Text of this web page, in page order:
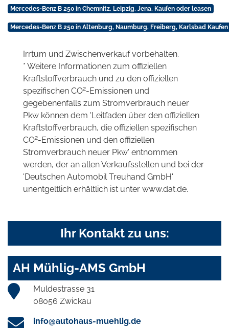
Mercedes-Benz B 250 in Chemnitz, Leipzig, Jena, Kaufen oder leasen
Mercedes-Benz B 250 in Altenburg, Naumburg, Freiberg, Karlsbad
Irrtum und Zwischenverkauf vorbehalten.
* Weitere Informationen zum offiziellen
Kraftstoffverbrauch und zu den offiziellen
spezifischen CO2-Emissionen und
gegebenenfalls zum Stromverbrauch neuer
Pkw können dem 'Leitfaden über den offiziellen
Kraftstoffverbrauch, die offiziellen spezifischen
CO2-Emissionen und den offiziellen
Stromverbrauch neuer Pkw' entnommen
werden, der an allen Verkaufsstellen und bei der
'Deutschen Automobil Treuhand GmbH'
unentgeltlich erhältlich ist unter www.dat.de.
Ihr Kontakt zu uns:
AH Mühlig-AMS GmbH
Muldestrasse 31
08056 Zwickau
info@autohaus-muehlig.de